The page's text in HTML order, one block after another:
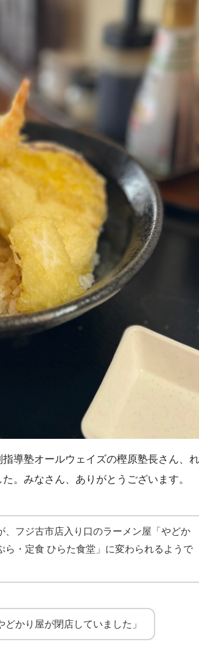
導塾オールウェイズの樫原塾長さん、れ
。みなさん、ありがとうございます。
、フジ古市店入り口のラーメン屋「やどか
ら・定食 ひらた食堂」に変わられるようで
どかり屋が閉店していました」